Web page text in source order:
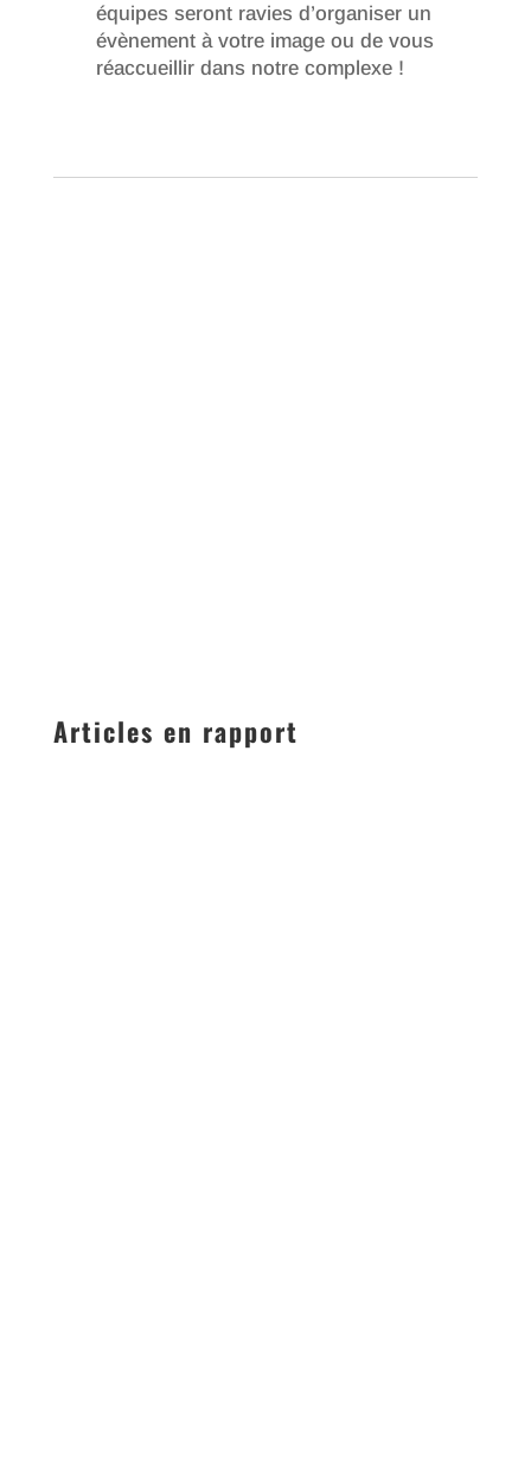
équipes seront ravies d’organiser un
évènement à votre image ou de vous
réaccueillir dans notre complexe !
Articles en rapport